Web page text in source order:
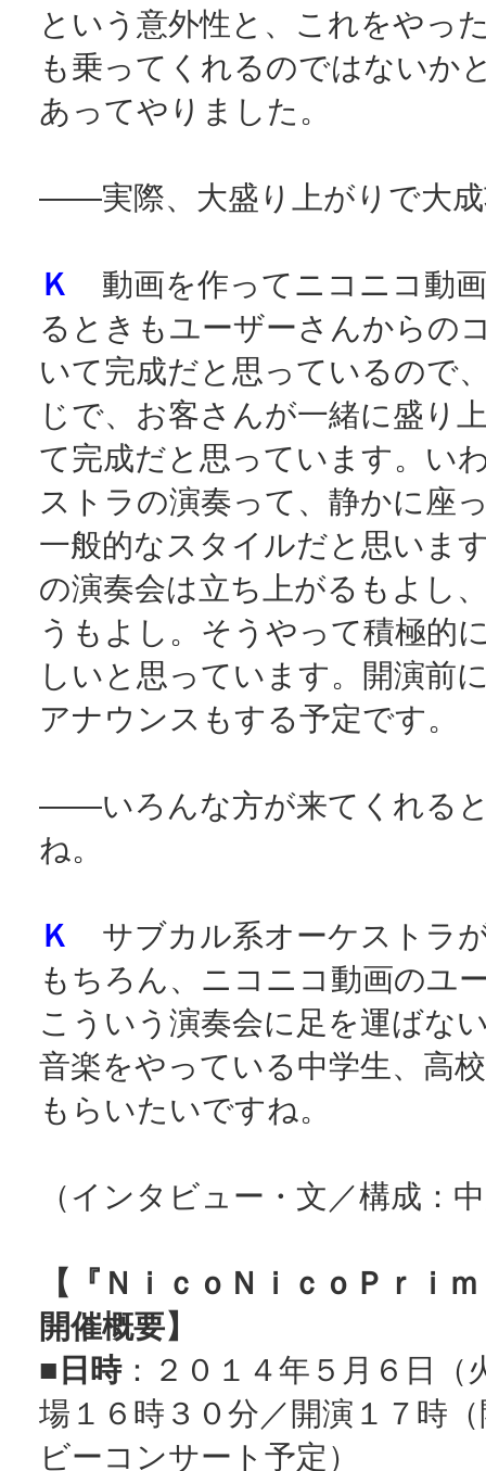
という意外性と、これをやっ
も乗ってくれるのではないか
あってやりました。
――実際、大盛り上がりで大
Ｋ
動画を作ってニコニコ動
るときもユーザーさんからの
いて完成だと思っているので
じで、お客さんが一緒に盛り
て完成だと思っています。い
ストラの演奏って、静かに座
一般的なスタイルだと思いま
の演奏会は立ち上がるもよし
うもよし。そうやって積極的
しいと思っています。開演前
アナウンスもする予定です。
――いろんな方が来てくれる
ね。
Ｋ
サブカル系オーケストラ
もちろん、ニコニコ動画のユ
こういう演奏会に足を運ばな
音楽をやっている中学生、高
もらいたいですね。
（インタビュー・文／構成：
【『ＮｉｃｏＮｉｃｏＰｒｉ
開催概要】
■ 日時：２０１４年５月６日（
場１６時３０分／開演１７時
ビーコンサート予定）